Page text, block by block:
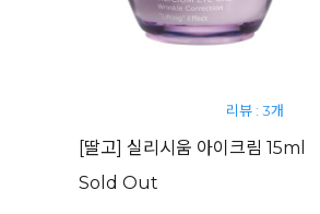
리뷰 : 3개
[딸고] 실리시움 아이크림 15ml
Sold Out